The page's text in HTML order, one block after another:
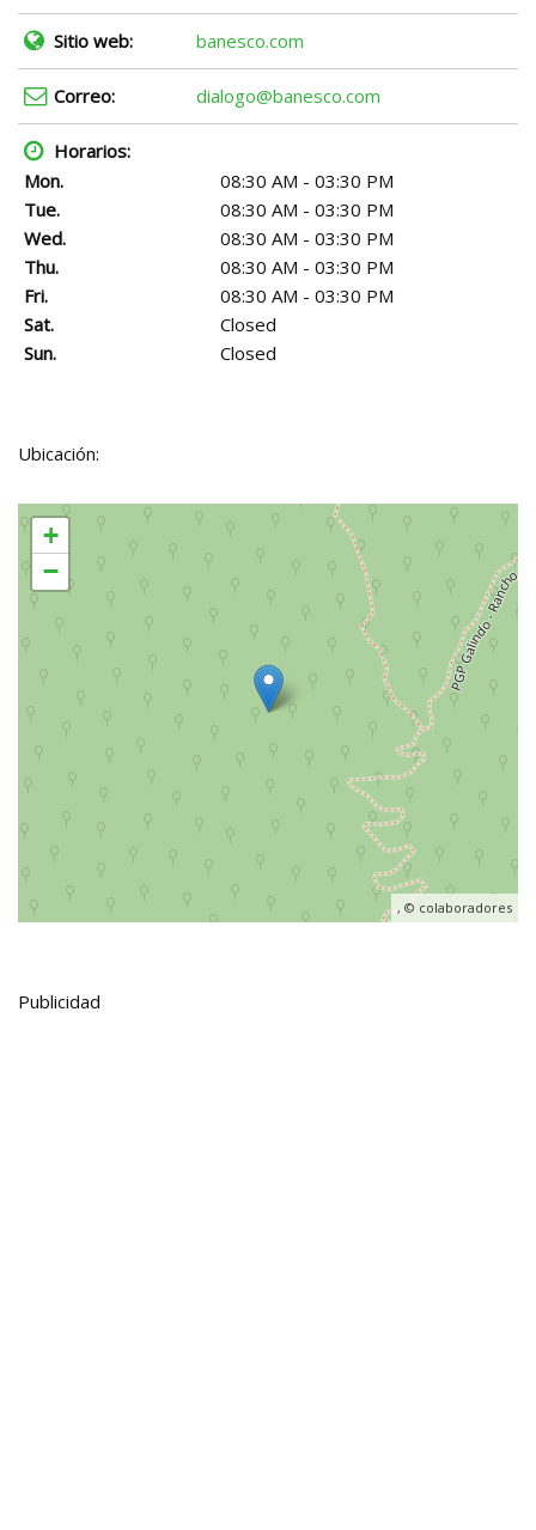
Sitio web: banesco.com
Correo: dialogo@banesco.com
Horarios:
Mon.
08:30 AM - 03:30 PM
Tue.
08:30 AM - 03:30 PM
Wed.
08:30 AM - 03:30 PM
Thu.
08:30 AM - 03:30 PM
Fri.
08:30 AM - 03:30 PM
Sat.
Closed
Sun.
Closed
Ubicación:
+
−
, © colaboradores
Publicidad